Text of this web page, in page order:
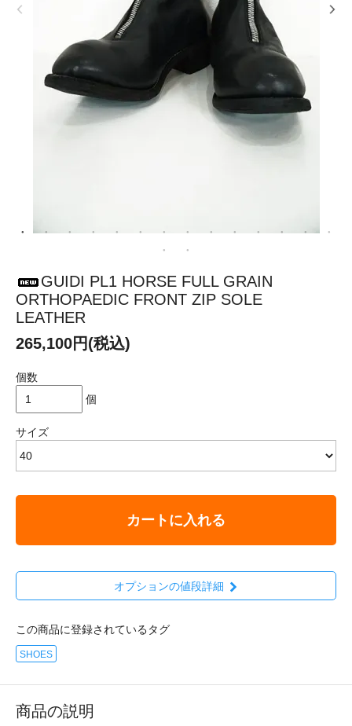
GUIDI PL1 HORSE FULL GRAIN
ORTHOPAEDIC FRONT ZIP SOLE
LEATHER
265,100円(税込)
個数
個
サイズ
カートに入れる
オプションの値段詳細
この商品に登録されているタグ
SHOES
商品の説明